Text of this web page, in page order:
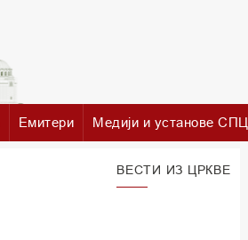
Емитери Медији и установе СПЦ
ВЕСТИ ИЗ ЦРКВЕ